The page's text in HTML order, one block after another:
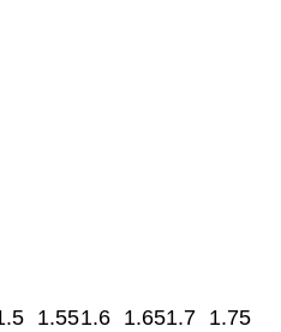
1.551.6 1.651.7 1.75